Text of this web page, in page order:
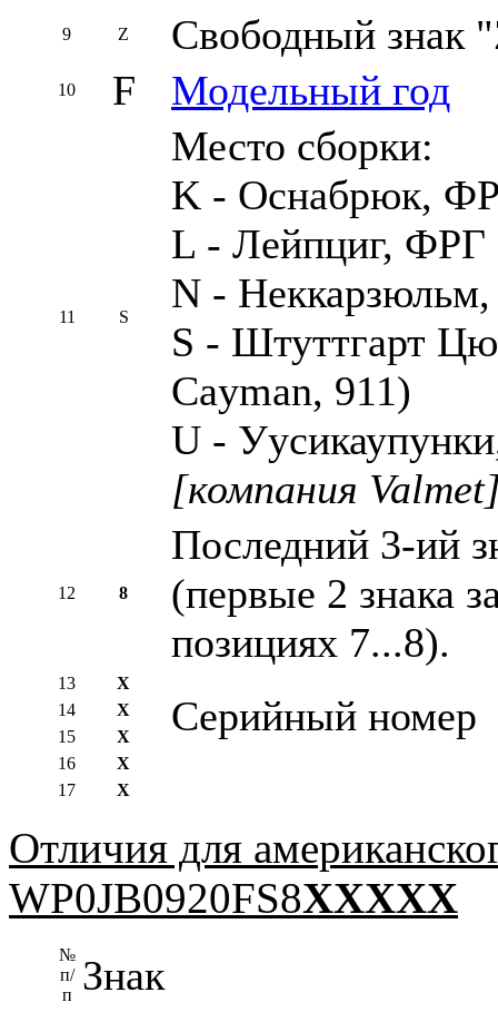
9 Z Свободный знак
10 F Модельный год
11 S
Место сборки:
K - Оснабрюк,
L - Лейпциг, ФРГ
N -
S - Штуттгарт
Cayman, 911)
U -
[компания
12 8
Последний 3-ий
(первые 2 знака
позициях 7...8).
13 X
Серийный номер
14
X
15
X
16
X
17
X
Отличия для
WP0JB0920FS8XXXXX
№
п/
п
Знак